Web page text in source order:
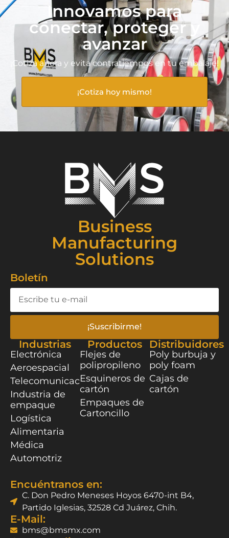
Innovamos para
conectar, proteger y
avanzar
¡Cotiza ahora y evita contratiempos en tu embalaje!
¡Cotiza hoy mismo!
Business
Manufacturing
Solutions
Boletín
¡Suscribirme!
Industrias
Electrónica
Aeroespacial
Telecomunicaciones
Industria de
empaque
Logística
Alimentaria
Médica
Automotriz
Productos
Flejes de
polipropileno
Esquineros de
cartón
Empaques de
Cartoncillo
Distribuidores
Poly burbuja y
poly foam
Cajas de
cartón
Encuéntranos en:
C. Don Pedro Meneses Hoyos 6470-int B4,
Partido Iglesias, 32528 Cd Juárez, Chih.
E-Mail:
bms@bmsmx.com